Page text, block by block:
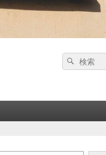
検
索:
検
索